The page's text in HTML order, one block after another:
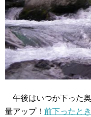
午後はいつか下った
量アップ！ 前下ったと